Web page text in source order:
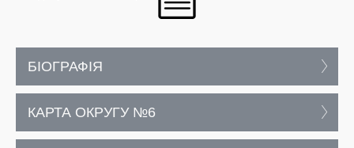
БІОГРАФІЯ
КАРТА ОКРУГУ №6